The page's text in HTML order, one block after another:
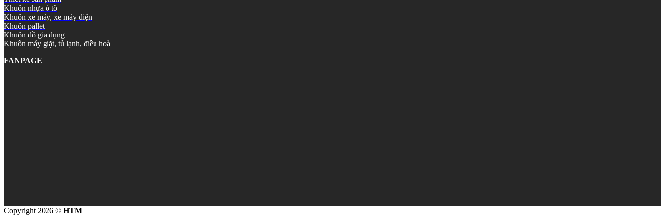
Khuôn nhựa ô tô
Khuôn xe máy, xe máy điện
Khuôn pallet
Khuôn đồ gia dụng
Khuôn máy giặt, tủ lạnh, điều hoà
FANPAGE
Copyright 2026 © HTM